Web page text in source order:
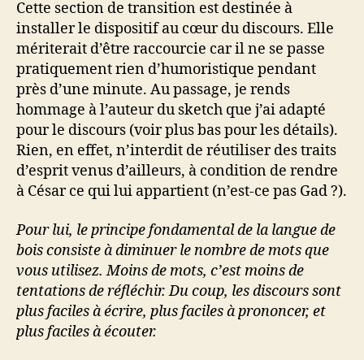
Cette section de transition est destinée à
installer le dispositif au cœur du discours. Elle
mériterait d’être raccourcie car il ne se passe
pratiquement rien d’humoristique pendant
près d’une minute. Au passage, je rends
hommage à l’auteur du sketch que j’ai adapté
pour le discours (voir plus bas pour les détails).
Rien, en effet, n’interdit de réutiliser des traits
d’esprit venus d’ailleurs, à condition de rendre
à César ce qui lui appartient (n’est-ce pas Gad ?).
Pour lui, le principe fondamental de la langue de
bois consiste à diminuer le nombre de mots que
vous utilisez. Moins de mots, c’est moins de
tentations de réfléchir. Du coup, les discours sont
plus faciles à écrire, plus faciles à prononcer, et
plus faciles à écouter.